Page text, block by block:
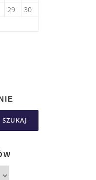
29
30